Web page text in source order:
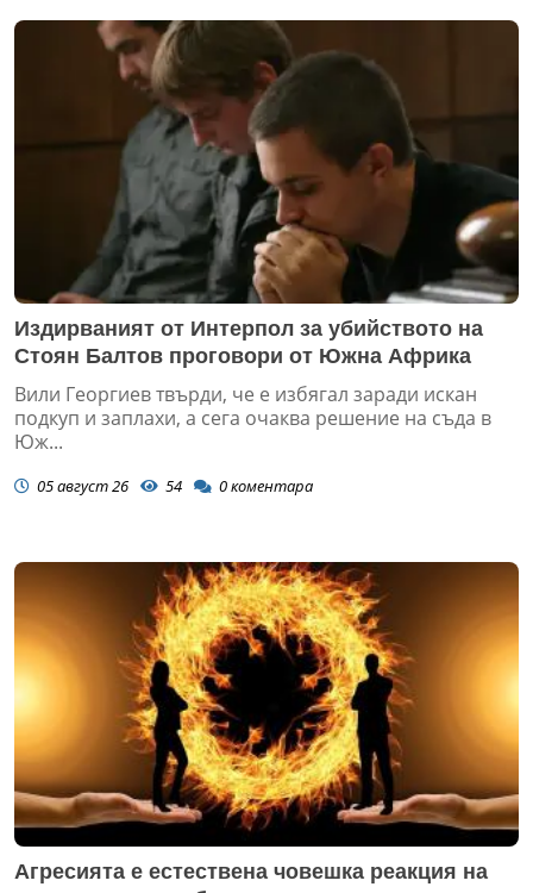
Издирваният от Интерпол за убийството на
Стоян Балтов проговори от Южна Африка
Вили Георгиев твърди, че е избягал заради искан
подкуп и заплахи, а сега очаква решение на съда в
Юж...
05 август 26 54 0коментара
Агресията е естествена човешка реакция на